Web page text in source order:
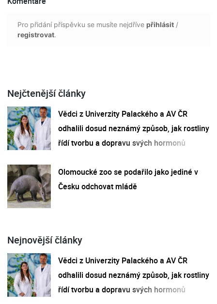
Pro přidání příspěvku se musíte nejdříve přihlásit /
registrovat.
Nejčtenější články
Vědci z Univerzity Palackého a AV ČR
odhalili dosud neznámý způsob, jak rostliny
řídí tvorbu a dopravu svých hormonů
Olomoucké zoo se podařilo jako jediné v
Česku odchovat mládě
Nejnovější články
Vědci z Univerzity Palackého a AV ČR
odhalili dosud neznámý způsob, jak rostliny
řídí tvorbu a dopravu svých hormonů